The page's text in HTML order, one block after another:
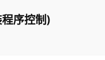
序控制)